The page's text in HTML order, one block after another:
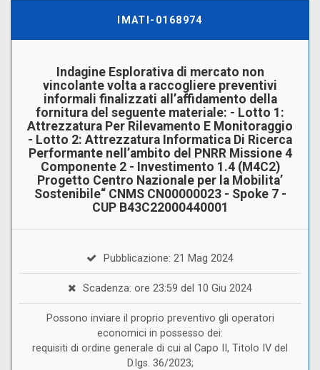
IMATI-0168974
Indagine Esplorativa di mercato non
vincolante volta a raccogliere preventivi
informali finalizzati all’affidamento della
fornitura del seguente materiale: - Lotto 1:
Attrezzatura Per Rilevamento E Monitoraggio
- Lotto 2: Attrezzatura Informatica Di Ricerca
Performante nell’ambito del PNRR Missione 4
Componente 2 - Investimento 1.4 (M4C2)
Progetto Centro Nazionale per la Mobilita’
Sostenibile“ CNMS CN00000023 - Spoke 7 -
CUP B43C22000440001
Pubblicazione: 21 Mag 2024
Scadenza: ore 23:59 del 10 Giu 2024
Possono inviare il proprio preventivo gli operatori
economici in possesso dei:
requisiti di ordine generale di cui al Capo II, Titolo IV del
D.lgs. 36/2023;